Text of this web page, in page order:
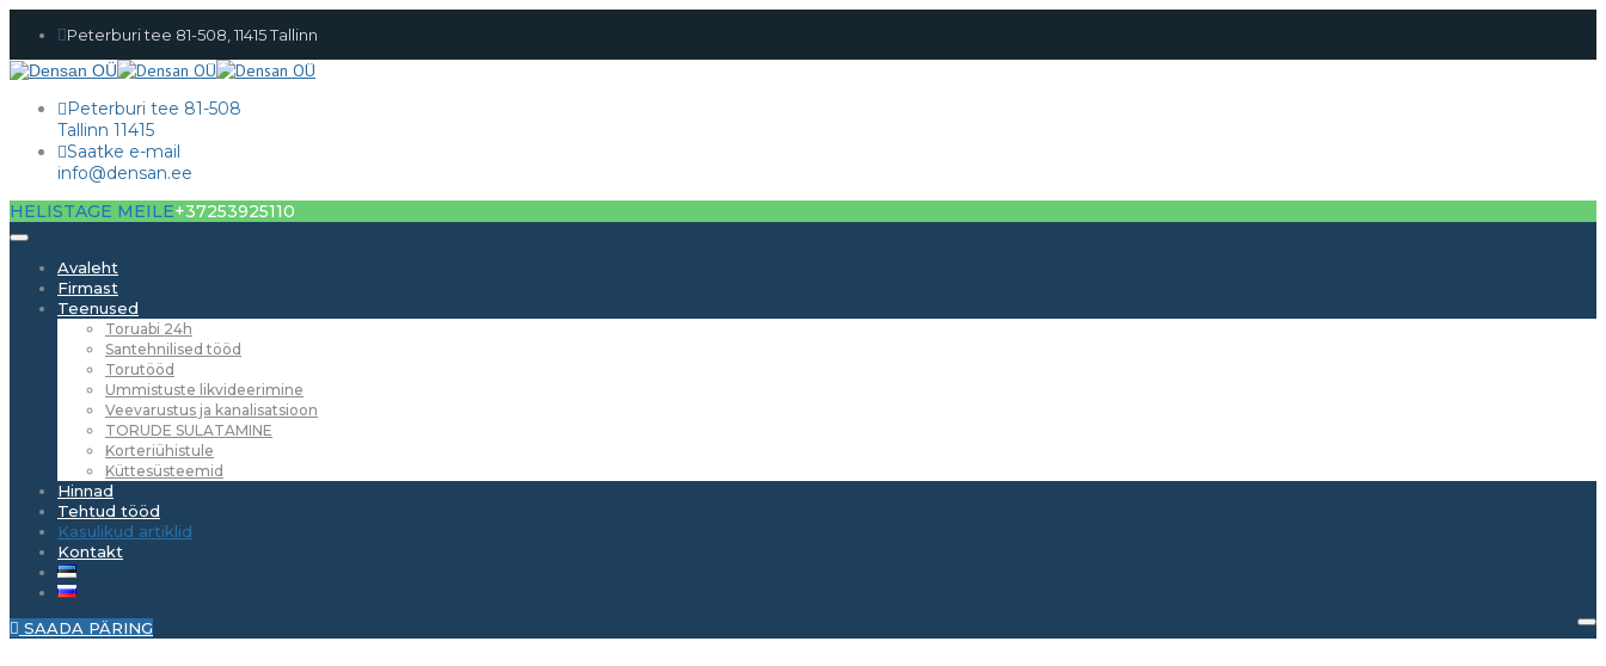
Peterburi tee 81-508, 11415 Tallinn
Peterburi tee 81-508
Tallinn 11415
Saatke e-mail
info@densan.ee
HELISTAGE MEILE+37253925110
Avaleht
Firmast
Teenused
Toruabi 24h
Santehnilised tööd
Torutööd
Ummistuste likvideerimine
Veevarustus ja kanalisatsioon
TORUDE SULATAMINE
Korteriühistule
Küttesüsteemid
Hinnad
Tehtud tööd
Kasulikud artiklid
Kontakt
SAADA PÄRING